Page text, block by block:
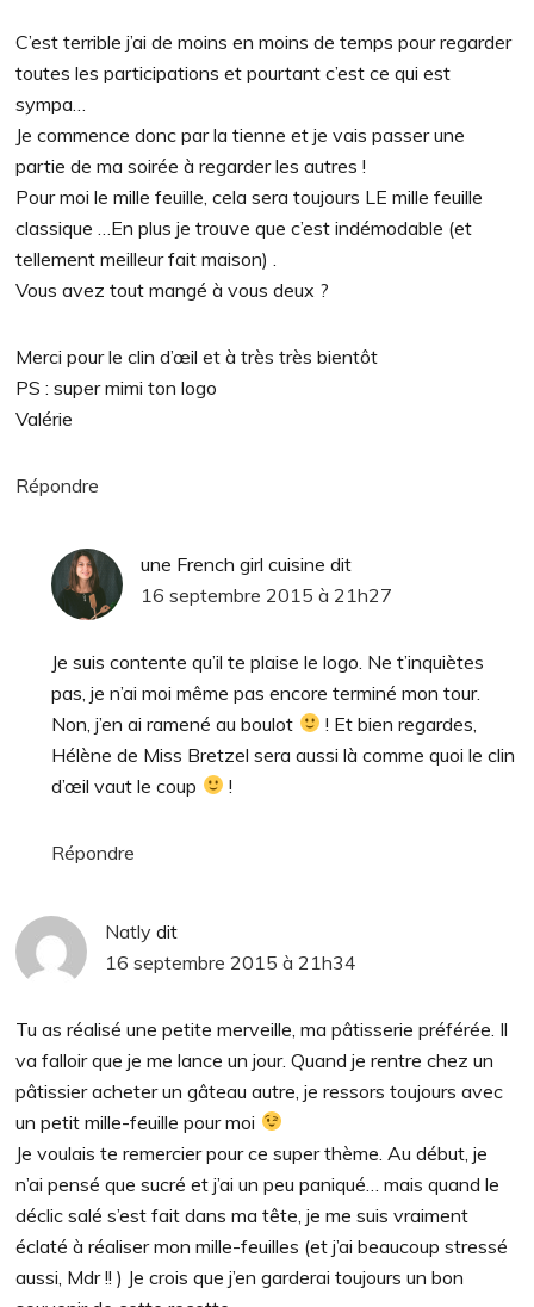
C’est terrible j’ai de moins en moins de temps pour regarder
toutes les participations et pourtant c’est ce qui est
sympa…
Je commence donc par la tienne et je vais passer une
partie de ma soirée à regarder les autres !
Pour moi le mille feuille, cela sera toujours LE mille feuille
classique …En plus je trouve que c’est indémodable (et
tellement meilleur fait maison) .
Vous avez tout mangé à vous deux ?
Merci pour le clin d’œil et à très très bientôt
PS : super mimi ton logo
Valérie
Répondre
une French girl cuisine dit
16 septembre 2015 à 21h27
Je suis contente qu’il te plaise le logo. Ne t’inquiètes
pas, je n’ai moi même pas encore terminé mon tour.
Non, j’en ai ramené au boulot
! Et bien regardes,
Hélène de Miss Bretzel sera aussi là comme quoi le clin
d’œil vaut le coup
!
Répondre
Natly dit
16 septembre 2015 à 21h34
Tu as réalisé une petite merveille, ma pâtisserie préférée. Il
va falloir que je me lance un jour. Quand je rentre chez un
pâtissier acheter un gâteau autre, je ressors toujours avec
un petit mille-feuille pour moi
Je voulais te remercier pour ce super thème. Au début, je
n’ai pensé que sucré et j’ai un peu paniqué… mais quand le
déclic salé s’est fait dans ma tête, je me suis vraiment
éclaté à réaliser mon mille-feuilles (et j’ai beaucoup stressé
aussi, Mdr !! ) Je crois que j’en garderai toujours un bon